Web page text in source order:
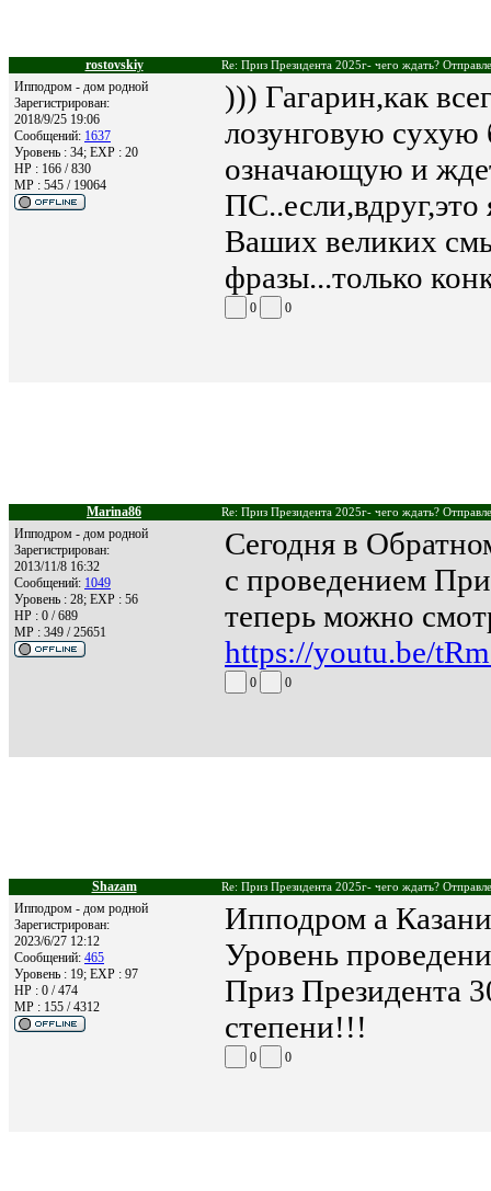
rostovskiy Re: Приз Президента 2025г- чего ждать?
Ипподром - дом родной
Зарегистрирован:
2018/9/25 19:06
Сообщений: 1637
Уровень : 34; EXP : 20
HP : 166 / 830
MP : 545 / 19064
))) Гагарин,как
лозунговую сухую
означающую и
Ваших великих
фразы...только
0 0
Marina86 Re: Приз Президента 2025г- чего ждать?
Ипподром - дом родной
Зарегистрирован:
2013/11/8 16:32
Сообщений: 1049
Уровень : 28; EXP : 56
HP : 0 / 689
MP : 349 / 25651
Сегодня в
с проведением
теперь можно
https://youtu.be/
0 0
Shazam Re: Приз Президента 2025г- чего ждать?
Ипподром - дом родной
Зарегистрирован:
2023/6/27 12:12
Сообщений: 465
Уровень : 19; EXP : 97
HP : 0 / 474
MP : 155 / 4312
Ипподром а
Уровень
Приз Президента
степени!!!
0 0